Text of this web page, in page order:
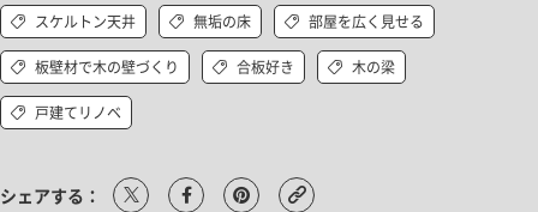
スケルトン天井 無垢の床 部屋を広く見せる
板壁材で木の壁づくり 合板好き 木の梁
戸建てリノベ
シェアする：